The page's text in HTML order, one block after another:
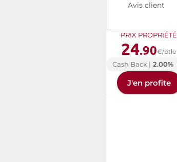
Avis client
PRIX PROPRIÉTÉ
24.90€/btle
Cash Back | 2.00%
J'en profite